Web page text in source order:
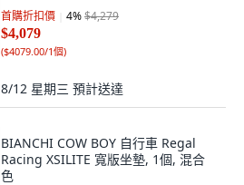
首購折扣價 4%$4,279
$4,079
($4079.00/1個)
8/12 星期三 預計送達
BIANCHI COW BOY 自行車 Regal
Racing XSILITE 寬版坐墊, 1個, 混合
色